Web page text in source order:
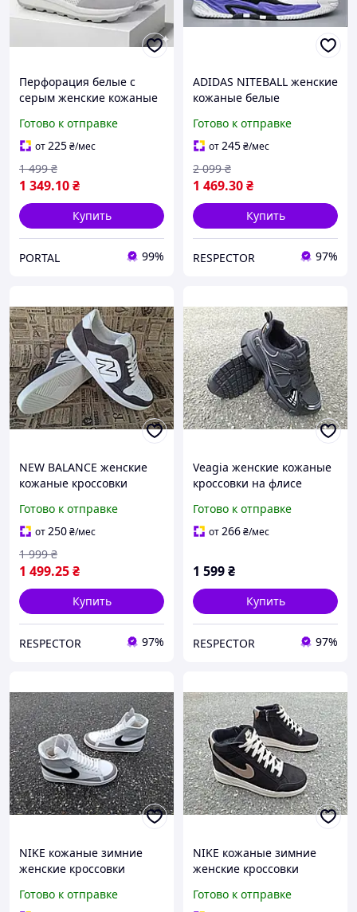
Перфорация белые с
серым женские кожаные
Готово к отправке
от225₴/мес
1 349.10₴
1 499 ₴
Купить
PORTAL 99%
ADIDAS NITEBALL женские
кожаные белые
Готово к отправке
от245₴/мес
1 469.30₴
2 099 ₴
Купить
RESPECTOR 97%
NEW BALANCE женские
кожаные кроссовки
Готово к отправке
от250₴/мес
1 499.25₴
1 999 ₴
Купить
RESPECTOR 97%
Veagia женские кожаные
кроссовки на флисе
Готово к отправке
от266₴/мес
1 599₴
Купить
RESPECTOR 97%
NIKE кожаные зимние
женские кроссовки
Готово к отправке
NIKE кожаные зимние
женские кроссовки
Готово к отправке